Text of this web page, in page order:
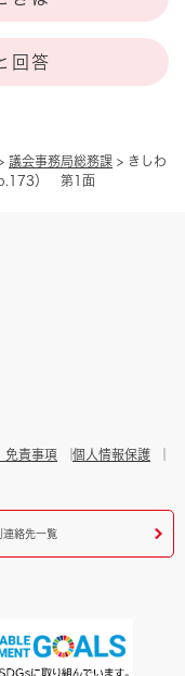
議会事務局総務課 > きしわ
） 第1面
回答
免責事項
個人情報保護
連絡先一覧